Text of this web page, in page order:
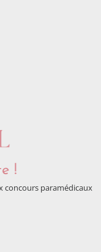
!
concours paramédicaux